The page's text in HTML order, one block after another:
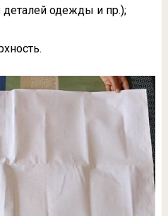
одежды и пр.);